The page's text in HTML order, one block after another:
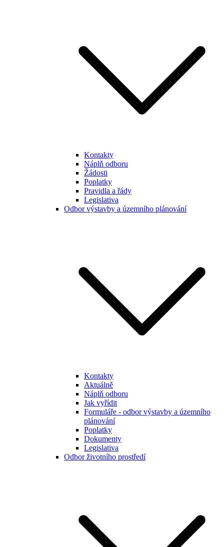
Kontakty
Náplň odboru
Žádosti
Poplatky
Pravidla a řády
Legislativa
Odbor výstavby a územního plánování
Kontakty
Aktuálně
Náplň odboru
Jak vyřídit
Formuláře - odbor výstavby a územního
plánování
Poplatky
Dokumenty
Legislativa
Odbor životního prostředí